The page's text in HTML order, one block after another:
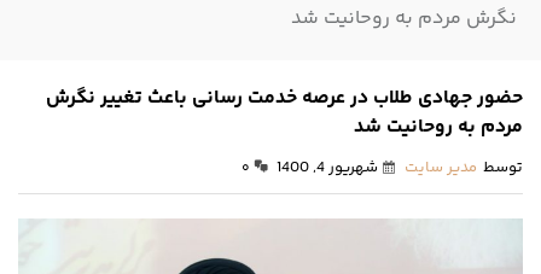
نگرش مردم به روحانیت شد
حضور جهادی طلاب در عرصه خدمت رسانی باعث تغییر نگرش
مردم به روحانیت شد
توسط مدیر سایت شهریور 4, 1400 ۰